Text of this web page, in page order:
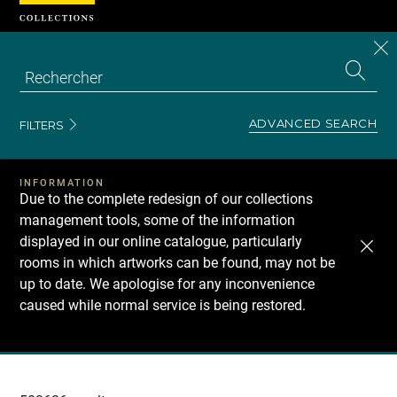
FILTERS ADVANCED SEARCH
INFORMATION
Due to the complete redesign of our collections
management tools, some of the information
displayed in our online catalogue, particularly
rooms in which artworks can be found, may not be
up to date. We apologise for any inconvenience
caused while normal service is being restored.
Recherche
Cookies management panel